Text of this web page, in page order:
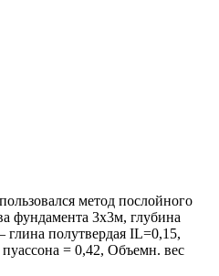
метод послойного
фундамента 3х3м, глубина
полутвердая IL=0,15,
= 0,42, Объемн. вес